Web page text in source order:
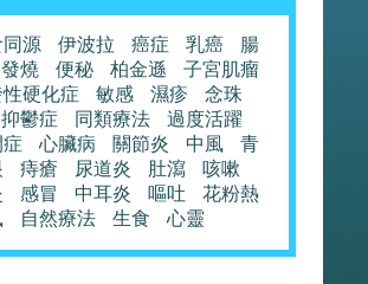
源 伊波拉 癌症 乳癌
腸
發燒
便秘 柏金遜
子宮肌瘤
硬化症
敏感 濕疹
念珠
抑鬱症
同類療法
過度活躍
心臟病 關節炎 中風
青
痔瘡 尿道炎 肚瀉
咳嗽
感冒 中耳炎 嘔吐
花粉熱
自然療法 生食 心靈